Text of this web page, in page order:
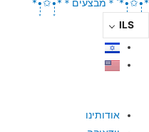
*•̩̩͙✩•̩̩͙*˚＊מבצעים＊*•̩̩͙✩•̩̩͙*
ILS
אודותינו